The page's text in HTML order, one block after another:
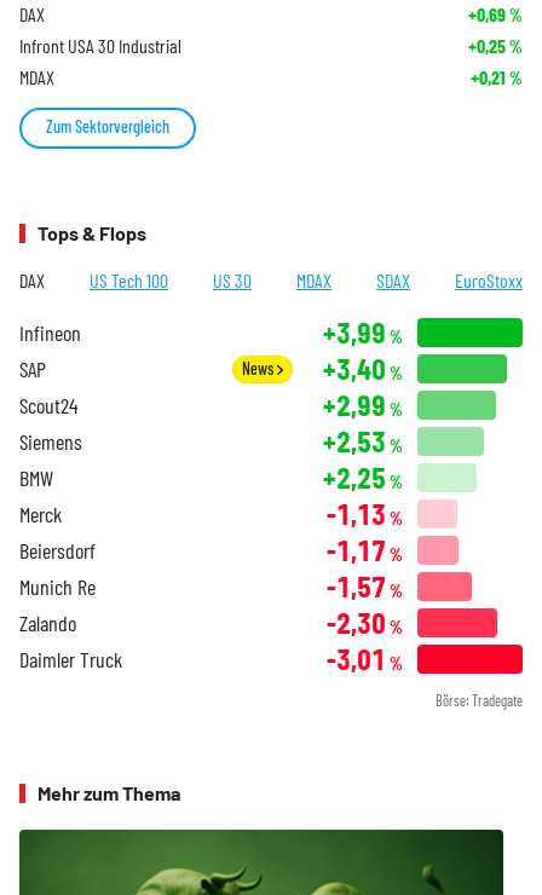
DAX +0,69%
Infront USA 30 Industrial +0,25%
MDAX +0,21 %
Zum Sektorvergleich
Tops & Flops
DAX US Tech 100 US 30 MDAX SDAX EuroStoxx
Infineon +3,99 %
SAP News +3,40 %
Scout24 +2,99 %
Siemens +2,53 %
BMW +2,25 %
Merck -1,13 %
Beiersdorf -1,17 %
Munich Re -1,57 %
Zalando -2,30 %
Daimler Truck -3,01 %
Börse: Tradegate
Mehr zum Thema